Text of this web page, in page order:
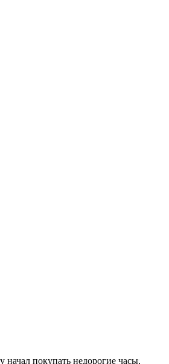
начал покупать недорогие часы,